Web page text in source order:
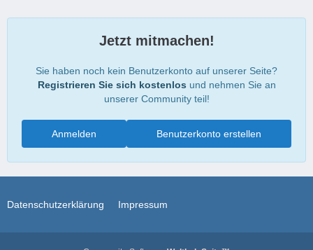
Jetzt mitmachen!
Sie haben noch kein Benutzerkonto auf unserer Seite?
Registrieren Sie sich kostenlos und nehmen Sie an
unserer Community teil!
Benutzerkonto erstellen
Anmelden
Datenschutzerklärung Impressum